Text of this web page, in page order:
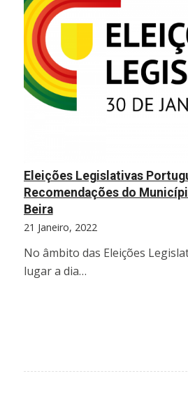
Eleições Legislativas
Recomendações do
Beira
21 Janeiro, 2022
No âmbito das Eleições
lugar a dia…